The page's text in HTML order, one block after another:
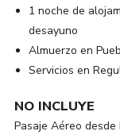
1 noche de
desayuno
Almuerzo en
Servicios en
NO INCLUYE
Pasaje Aéreo desde